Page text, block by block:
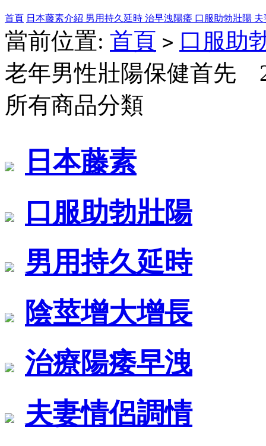
首頁 日本藤素介紹 男用持久延時 治早洩陽痿 口服助勃壯陽
當前位置: 首頁 > 口服助
老年男性壯陽保健首先
所有商品分類
日本藤素
口服助勃壯陽
男用持久延時
陰莖增大增長
治療陽痿早洩
夫妻情侶調情